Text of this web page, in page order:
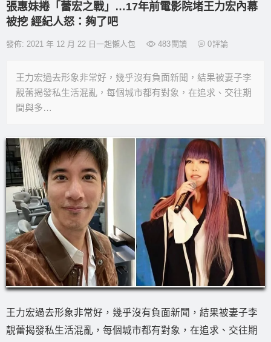
張惠妹捲「蕾宏之戰」…17年前電影院堵王力宏內幕
被挖 經紀人怒：夠了吧
發佈: 2021 年 12 月 22 日一起懶人包 483 閱讀 0評論
王力宏過去形象非常好，幾乎沒有負面新聞，結果被妻子李
靚蕾揭發私生活混亂，每個城市都有對象，在追求、交往期
間與多…
王力宏過去形象非常好，幾乎沒有負面新聞，結果被妻子李
靚蕾揭發私生活混亂，每個城市都有對象，在追求、交往期